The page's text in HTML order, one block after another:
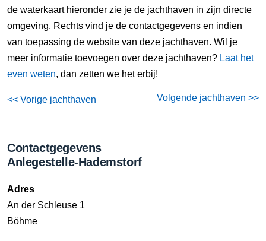
de waterkaart hieronder zie je de jachthaven in zijn directe
omgeving. Rechts vind je de contactgegevens en indien
van toepassing de website van deze jachthaven. Wil je
meer informatie toevoegen over deze jachthaven? Laat het
even weten, dan zetten we het erbij!
<< Vorige jachthaven Volgende jachthaven >>
Contactgegevens
Anlegestelle-Hademstorf
Adres
An der Schleuse 1
Böhme